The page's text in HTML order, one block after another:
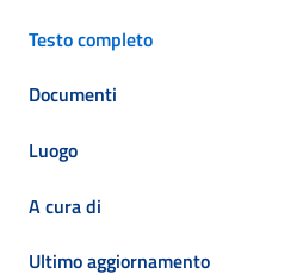
Testo completo
Documenti
Luogo
A cura di
Ultimo aggiornamento